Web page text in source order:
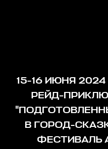
15-16 ИЮНЯ
РЕЙД-
В ГОРОД-
ФЕСТИВАЛЬ